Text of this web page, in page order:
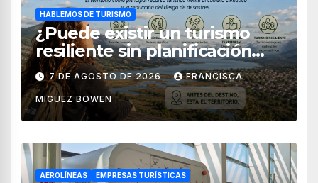
HABLEMOS DE TURISMO
¿Puede existir un turismo
resiliente sin planificación
territorial?
7 DE AGOSTO DE 2026 FRANCISCA
MIGUEZ BOWEN
AEROLÍNEAS EMPRESAS TURÍSTICAS